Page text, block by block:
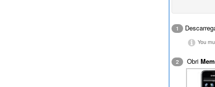
1
You
2 Obri